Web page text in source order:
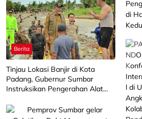
Berita
Tinjau Lokasi Banjir di Kota
Padang, Gubernur Sumbar
Instruksikan Pengerahan Alat